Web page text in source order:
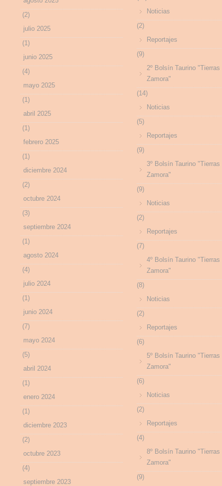
(2)
julio 2025
(1)
junio 2025
(4)
mayo 2025
(1)
abril 2025
(1)
febrero 2025
(1)
diciembre 2024
(2)
octubre 2024
(3)
septiembre 2024
(1)
agosto 2024
(4)
julio 2024
(1)
junio 2024
(7)
mayo 2024
(5)
abril 2024
(1)
enero 2024
(1)
diciembre 2023
(2)
octubre 2023
(4)
septiembre 2023
Noticias
(2)
Reportajes
(9)
2º Bolsín Taurino "Tierras
Zamora"
(14)
Noticias
(5)
Reportajes
(9)
3º Bolsín Taurino "Tierras
Zamora"
(9)
Noticias
(2)
Reportajes
(7)
4º Bolsín Taurino "Tierras
Zamora"
(8)
Noticias
(2)
Reportajes
(6)
5º Bolsín Taurino "Tierras
Zamora"
(6)
Noticias
(2)
Reportajes
(4)
8º Bolsín Taurino "Tierras
Zamora"
(9)